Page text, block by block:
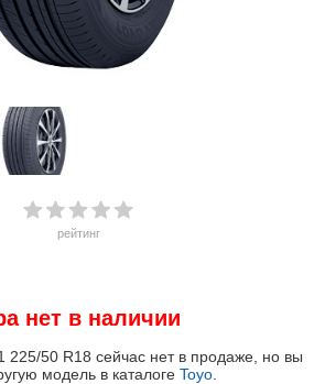
рейтинг
нет в наличии
225/50 R18 сейчас нет в продаже, но вы
модель в каталоге Toyo